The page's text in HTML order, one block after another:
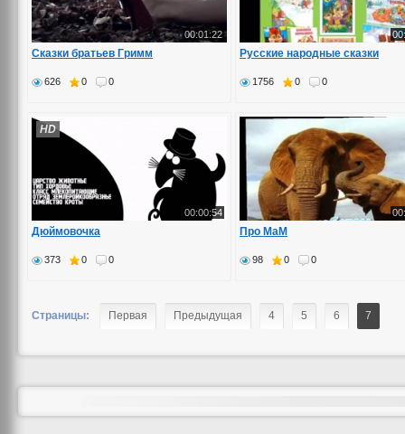
00:01:22
Сказки братьев Гримм
626 0 0
Русские народные сказки
1756 0 0
00:00:54
HD
Дюймовочка
373 0 0
Про МаМ
98 0 0
Страницы: Первая Предыдущая 4 5 6 7